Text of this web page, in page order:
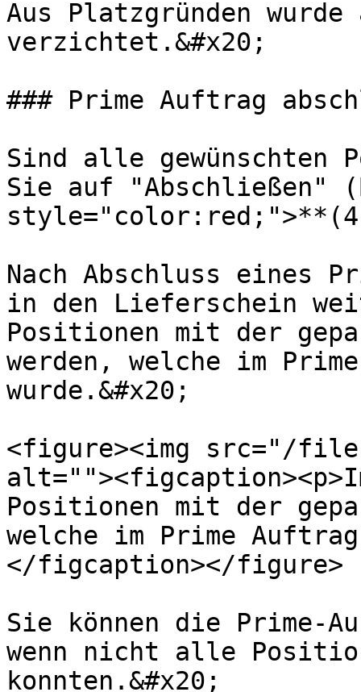
Aus Platzgründen
verzichtet.&#x20;
### Prime Auftrag
Sind alle gewünschten
Sie auf "Abschließen"
Nach Abschluss eines
in den Lieferschein
Positionen mit der
werden, welche im
wurde.&#x20;
<figure><img src="/
Positionen mit der
welche im Prime
</figcaption></figure>
Sie können die Prime-
wenn nicht alle
konnten.&#x20;